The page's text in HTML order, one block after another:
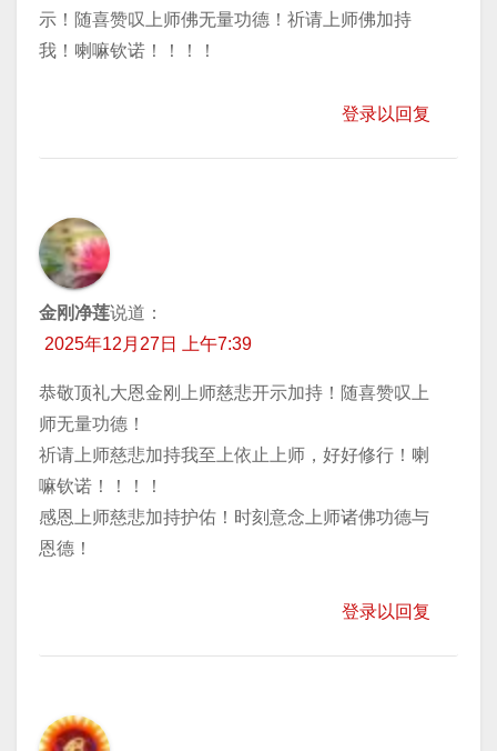
示！随喜赞叹上师佛无量功德！祈请上师佛加持
我！喇嘛钦诺！！！！
登录以回复
金刚净莲说道：
2025年12月27日 上午7:39
恭敬顶礼大恩金刚上师慈悲开示加持！随喜赞叹上
师无量功德！
祈请上师慈悲加持我至上依止上师，好好修行！喇
嘛钦诺！！！！
感恩上师慈悲加持护佑！时刻意念上师诸佛功德与
恩德！
登录以回复